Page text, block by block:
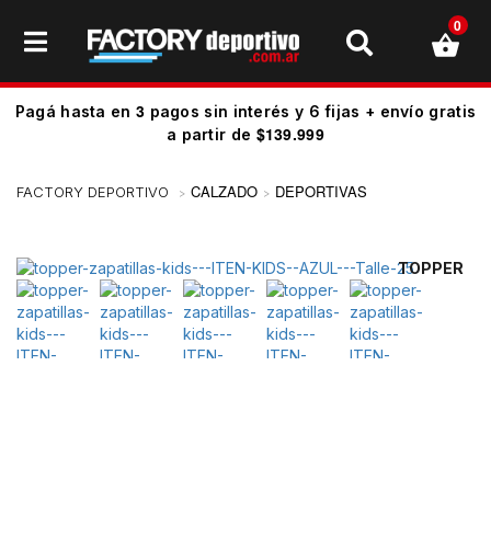
Pagá hasta en 3 pagos sin interés y 6 fijas + envío gratis
a partir de $139.999
0
CALZADO DEPORTIVAS
TOPPER